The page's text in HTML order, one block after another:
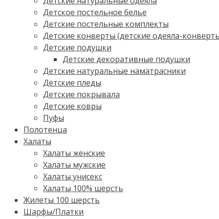
Детское постельное белье
Детские постельные комплекты
Детские конверты (детские одеяла-
Детские подушки
Детские декоративные подушки
Детские натуральные наматрасники
Детские пледы
Детские покрывала
Детские ковры
Пуфы
Полотенца
Халаты
Халаты женские
Халаты мужские
Халаты унисекс
Халаты 100% шерсть
Жилеты 100 шерсть
Шарфы/Платки